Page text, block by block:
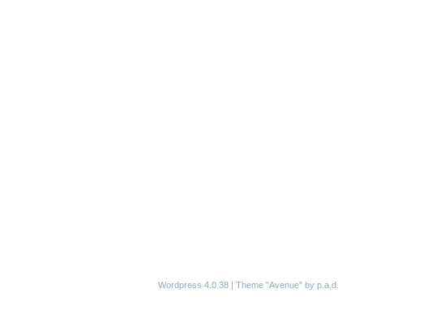
Wordpress 4.0.38 | Theme "Avenue" by p.a.d.